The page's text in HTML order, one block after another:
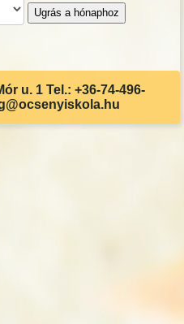
Ugrás a hónaphoz
u. 1 Tel.: +36-74-496-